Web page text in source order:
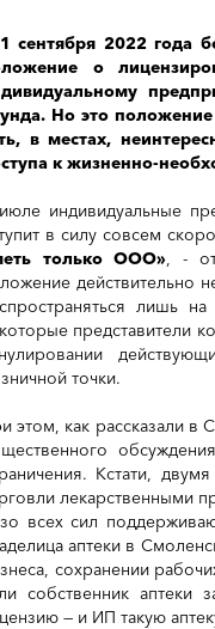
сентября 2022 года
о
Но это
в местах,
к жизненно-
индивидуальные
в силу совсем
только ООО», -
действительно
лишь
представители
точки.
этом, как рассказали в
Кстати,
лекарственными
всех сил
аптеки в
сохранении
собственник аптеки
— и ИП такую